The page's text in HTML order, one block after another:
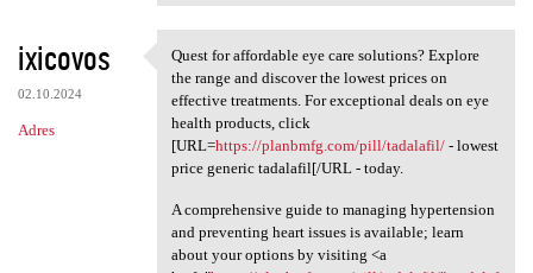
ixicovos
02.10.2024
Adres
Quest for affordable eye care
Quest for affordable eye care solutions? Explore
the range and discover the lowest prices on
effective treatments. For exceptional deals on eye
health products, click
[URL=https://planbmfg.com/pill/tadalafil/- lowest
price generic tadalafil[/URL - today.
A comprehensive guide to managing hypertension
and preventing heart issues is available; learn
about your options by visiting <a